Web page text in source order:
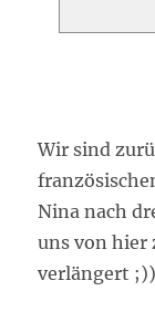
Wir sind
Nina nach
uns von hier
verlängert ;))